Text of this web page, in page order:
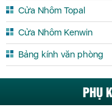
Cửa Nhôm PMA Vĩnh
Cửa Nhôm PMA Yên Bái
Cửa Nhôm Topal
Cửa Nhôm Kenwin
Bảng kính văn phòng
PHỤ